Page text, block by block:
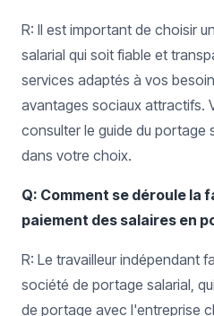
R: Il est important de choisir
salarial qui soit fiable et
services adaptés à vos
avantages sociaux attractifs.
consulter le guide du portage
dans votre choix.
Q: Comment se déroule la
paiement des salaires en
R: Le travailleur indépendant
société de portage salarial,
de portage avec l'entreprise